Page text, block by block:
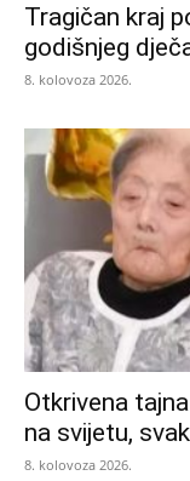
Tragičan kraj
godišnjeg
8. kolovoza 2026.
Otkrivena
na svijetu,
8. kolovoza 2026.